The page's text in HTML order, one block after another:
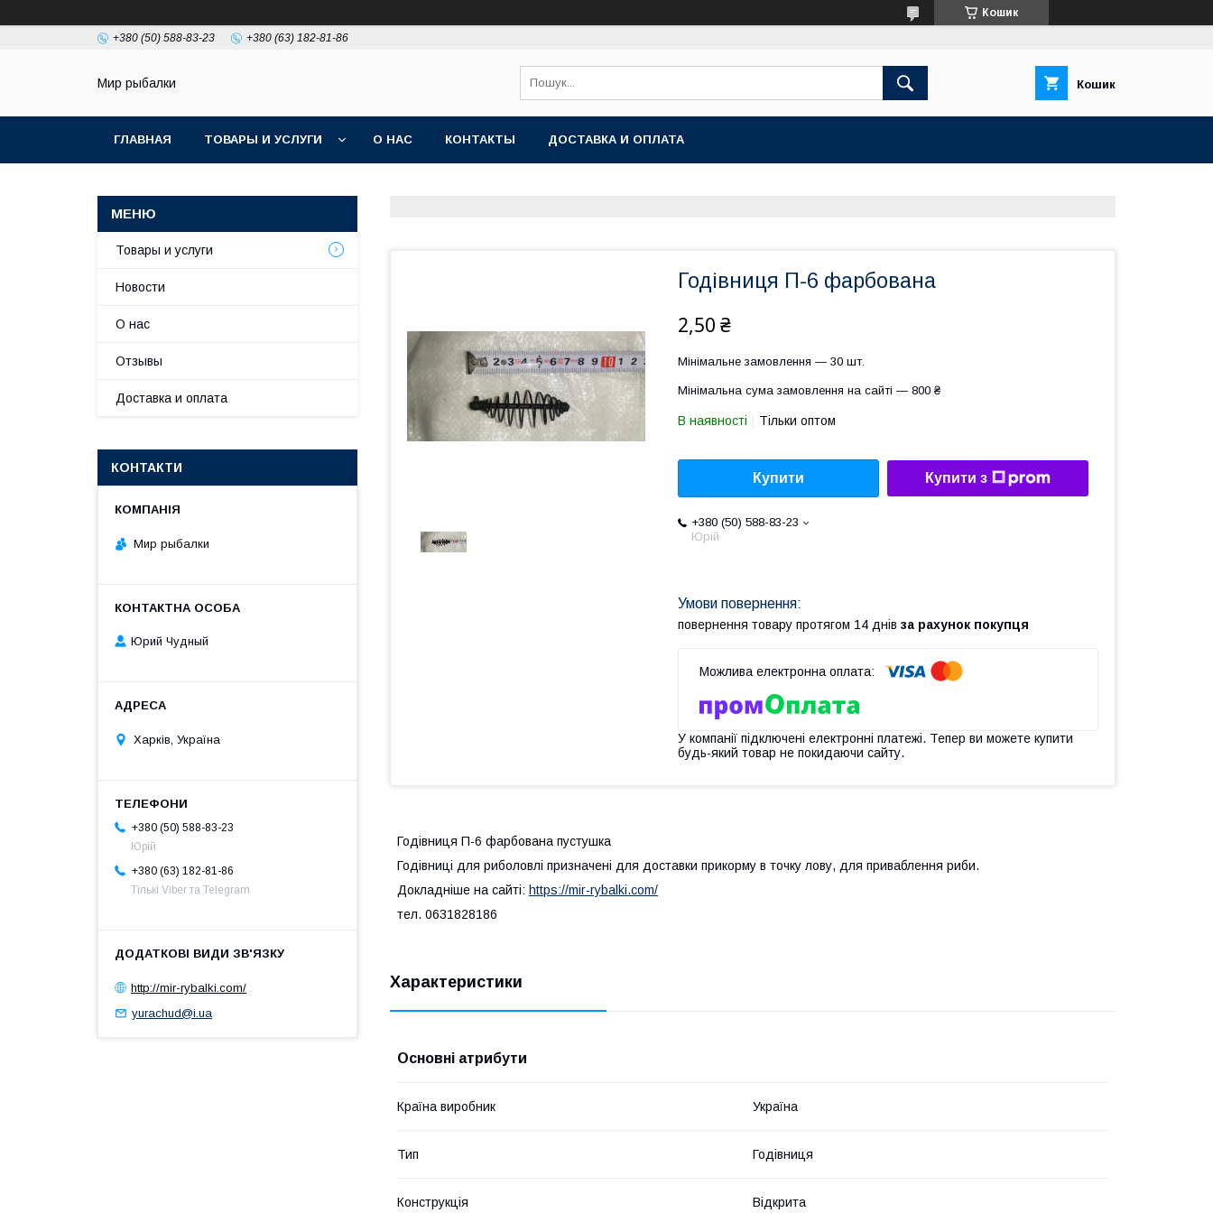
Кошик
+380 (50) 588-83-23 +380 (63) 182-81-86
Мир рыбалки Кошик
ГЛАВНАЯ ТОВАРЫ И УСЛУГИ О НАС КОНТАКТЫ ДОСТАВКА И ОПЛАТА
Годівниця П-6 фарбована
2,50 ₴
Мінімальне замовлення — 30 шт.
Мінімальна сума замовлення на сайті — 800 ₴
В наявності Тільки оптом
Купити Купити з
+380 (50) 588-83-23
Юрій
повернення товару протягом 14 днів за рахунок покупця
У компанії підключені електронні платежі. Тепер ви можете купити
будь-який товар не покидаючи сайту.
Годівниця П-6 фарбована пустушка
Годівниці для риболовлі призначені для доставки прикорму в точку лову, для приваблення риби.
Докладніше на сайті: https://mir-rybalki.com/
тел. 0631828186
Характеристики
Основні атрибути
Країна виробник Україна
Тип Годівниця
Конструкція Відкрита
Товары и услуги
Новости
О нас
Отзывы
Доставка и оплата
КОНТАКТИ
Мир рыбалки
Юрий Чудный
Харків, Україна
+380 (50) 588-83-23
Юрій
+380 (63) 182-81-86
Тількі Viber та Telegram
http://mir-rybalki.com/
yurachud@i.ua